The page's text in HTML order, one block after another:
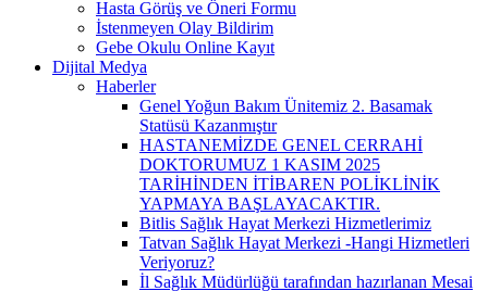
Hasta Görüş ve Öneri Formu
İstenmeyen Olay Bildirim
Gebe Okulu Online Kayıt
Dijital Medya
Haberler
Genel Yoğun Bakım Ünitemiz 2. Basamak
Statüsü Kazanmıştır
HASTANEMİZDE GENEL CERRAHİ
DOKTORUMUZ 1 KASIM 2025
TARİHİNDEN İTİBAREN POLİKLİNİK
YAPMAYA BAŞLAYACAKTIR.
Bitlis Sağlık Hayat Merkezi Hizmetlerimiz
Tatvan Sağlık Hayat Merkezi -Hangi Hizmetleri
Veriyoruz?
İl Sağlık Müdürlüğü tarafından hazırlanan Mesai